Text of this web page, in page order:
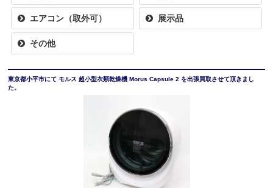
エアコン（取外可） 展示品
その他
東京都小平市にて モルス 超小型衣類乾燥機 Morus Capsule 2 を出張買取させて頂きまし
た。